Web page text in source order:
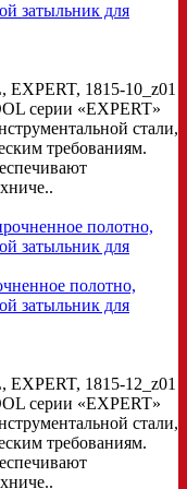
затыльник для
1815-10_z01
серии «EXPERT»
стали,
требованиям.
полотно,
затыльник для
1815-12_z01
серии «EXPERT»
стали,
требованиям.